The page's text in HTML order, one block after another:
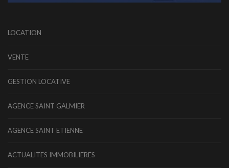
LOCATION
VENTE
GESTION LOCATIVE
AGENCE SAINT GALMIER
AGENCE SAINT ETIENNE
ACTUALITES IMMOBILIERES